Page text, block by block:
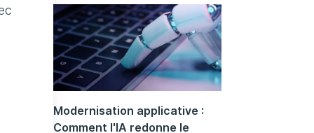
Modernisation applicative :
Comment l'IA redonne le